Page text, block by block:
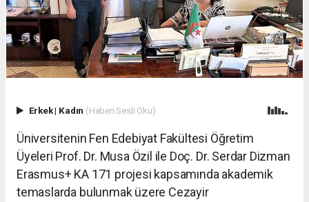
Erkek| Kadın (Haberi Sesli Oku)
Üniversitenin Fen Edebiyat Fakültesi Öğretim
Üyeleri Prof. Dr. Musa Özil ile Doç. Dr. Serdar Dizman
Erasmus+ KA 171 projesi kapsamında akademik
temaslarda bulunmak üzere Cezayir